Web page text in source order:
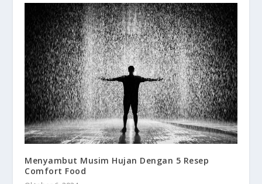
Menyambut Musim Hujan Dengan 5 Resep
Comfort Food